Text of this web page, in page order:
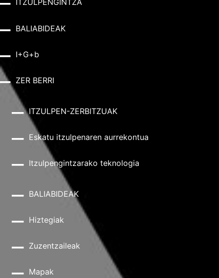
ITZULPENGINTZA
BALIABIDEAK
I+G+b
ZER BERRI
ITZULPEN-ZERBITZUAK
Eskatu itzulpenaren aurrekontua
Itzulpengintzarako teknologia
BALIABIDEAK
Hiztegiak
Zuzentzaileak
Mapak